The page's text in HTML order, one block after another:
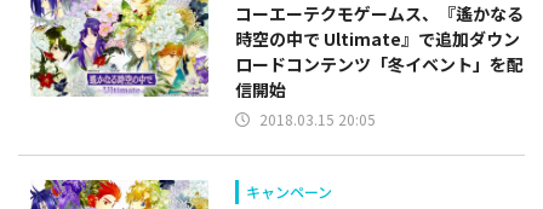
コーエーテクモゲームス、『遙かなる
時空の中で Ultimate』で追加ダウン
ロードコンテンツ「冬イベント」を配
信開始
2018.03.15 20:05
キャンペーン